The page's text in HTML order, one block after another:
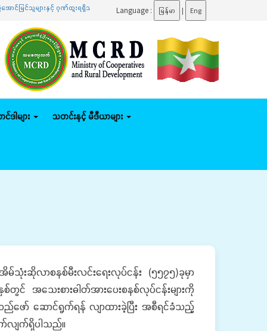
င်သူများနှင့် ဂုဏ်ထူးရရှိသူများကို ဆုများချီးမြှင့်ပေးအပ် ....... ပြည်ထောင်စုဝန်ကြီး ဦးမျိုးဇေ
Language : မြန်မာ | Eng
ါများ သတင်းနှင့် မီဒီယာများ
းဆိုလာစနစ်မီးလင်းရေးလုပ်ငန်း (၅၅၇၅)ခုမှာ
င် အသေးစားဓါတ်အားပေးစနစ်လုပ်ငန်းများကို
ည်ဖော် ဆောင်ရွက်ရန် လျာထားခဲ့ပြီး အစီရင်ခံသည့်
က်လျက်ရှိပါသည်။